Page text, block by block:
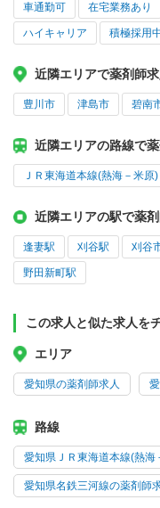
車通勤可 在宅業務あり
ハイキャリア 積極採用
近隣エリアで薬剤師
豊川市 津島市 碧南
近隣エリアの路線で
ＪＲ東海道本線(熱海－米原)
近隣エリアの駅で薬
逢妻駅 刈谷駅 刈谷
野田新町駅
この求人と似た求人を
エリア
愛知県の薬剤師求人
路線
愛知県ＪＲ東海道本線(熱海
愛知県名鉄三河線の薬剤師